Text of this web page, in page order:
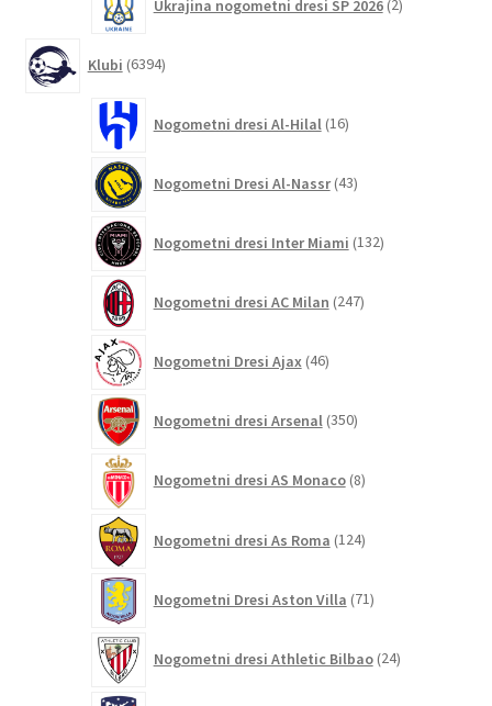
Ukrajina nogometni dresi SP 2026 2izdelka
Klubi 6394izdelkov
Nogometni dresi Al-Hilal 16izdelkov
Nogometni Dresi Al-Nassr 43izdelkov
Nogometni dresi Inter Miami 132izdelkov
Nogometni dresi AC Milan 247izdelkov
Nogometni Dresi Ajax 46izdelkov
Nogometni dresi Arsenal 350izdelkov
Nogometni dresi AS Monaco 8izdelkov
Nogometni dresi As Roma 124izdelkov
Nogometni Dresi Aston Villa 71izdelkov
Nogometni dresi Athletic Bilbao 24izdelkov